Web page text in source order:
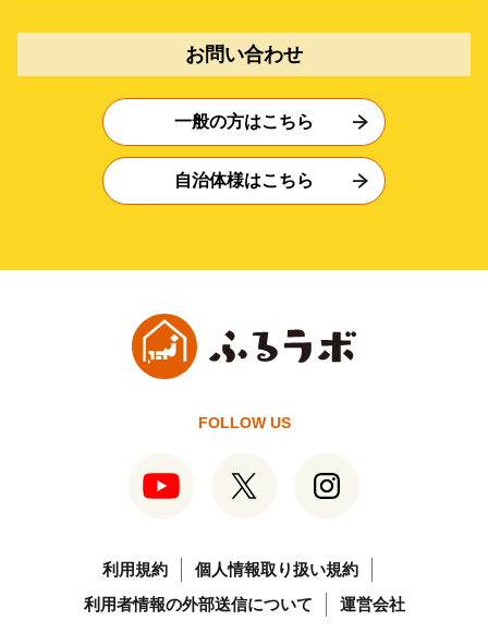
お問い合わせ
一般の方はこちら
自治体様はこちら
FOLLOW US
利用規約
個人情報取り扱い規約
利用者情報の外部送信について
運営会社